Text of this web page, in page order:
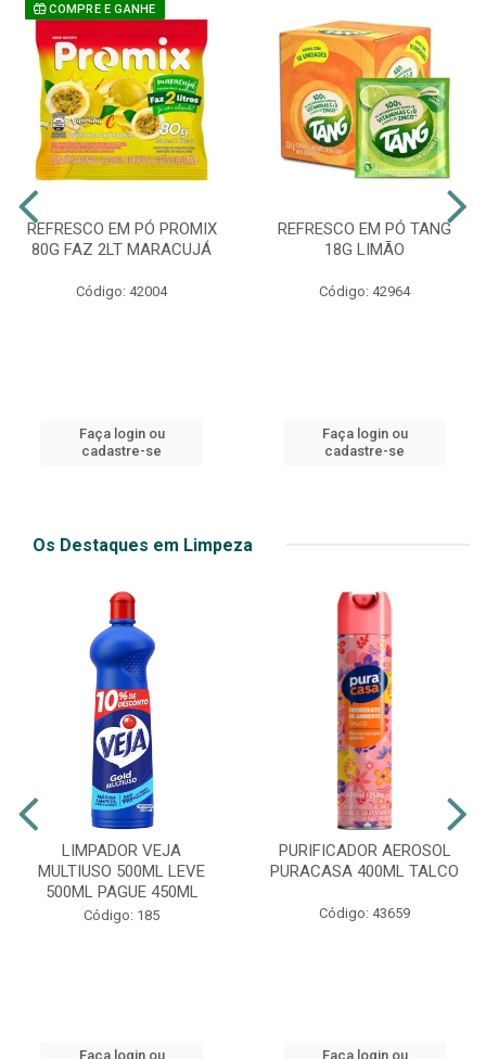
COMPRE E GANHE
REFRESCO EM PÓ PROMIX
80G FAZ 2LT MARACUJÁ
Código: 42004
Faça login ou
cadastre-se
REFRESCO EM PÓ TANG
18G LIMÃO
Código: 42964
Faça login ou
cadastre-se
Os Destaques em Limpeza
LIMPADOR VEJA
MULTIUSO 500ML LEVE
500ML PAGUE 450ML
Código: 185
Faça login ou
PURIFICADOR AEROSOL
PURACASA 400ML TALCO
Código: 43659
Faça login ou